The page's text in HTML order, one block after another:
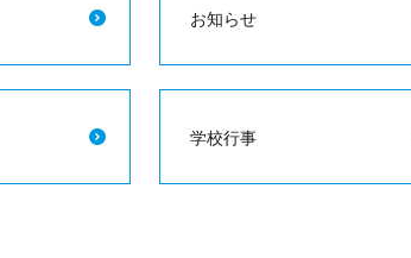
お知らせ
学校行事